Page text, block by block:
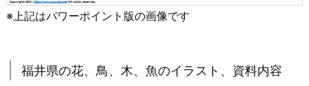
※上記はパワーポイント版の画像です
福井県の花、鳥、木、魚のイラスト、資料内容